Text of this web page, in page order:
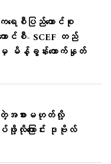
စီပြည်ထောင်စု
ကောင်စီ- SCEF တည်​
ာပွဲမှ မိန့်ခွန်း​ကောက်နှုတ်
တဲ့အစားမဟုတ်လို့
ပ်ဖို့လိုကြောင်း ဒုဗိုလ်